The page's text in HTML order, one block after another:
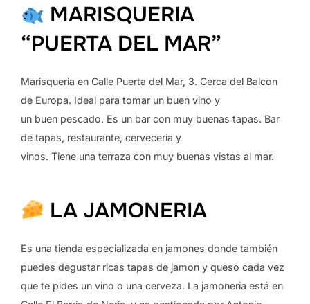
MARISQUERIA
“PUERTA DEL MAR”
Marisqueria en Calle Puerta del Mar, 3. Cerca del Balcon
de Europa. Ideal para tomar un buen vino y
un buen pescado. Es un bar con muy buenas tapas. Bar
de tapas, restaurante, cervecería y
vinos. Tiene una terraza con muy buenas vistas al mar.
LA JAMONERIA
Es una tienda especializada en jamones donde también
puedes degustar ricas tapas de jamon y queso cada vez
que te pides un vino o una cerveza. La jamoneria está en